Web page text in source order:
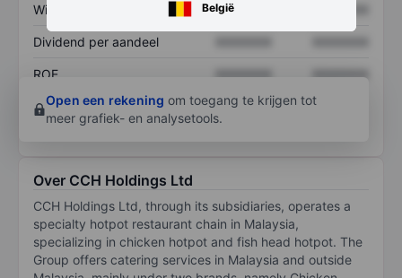
België
Winst per aandeel XXXXXXX
Dividend per aandeel
ROE XXXXXXX
XXXXXXX
Open een rekening om toegang te krijgen tot
meer grafiek- en analysetools.
Over CCH Holdings Ltd
CCH Holdings Ltd, through its subsidiaries, operates a
specialty hotpot restaurant chain in Malaysia,
specializing in chicken hotpot and fish head hotpot. The
Group offers catering services in Malaysia and outside